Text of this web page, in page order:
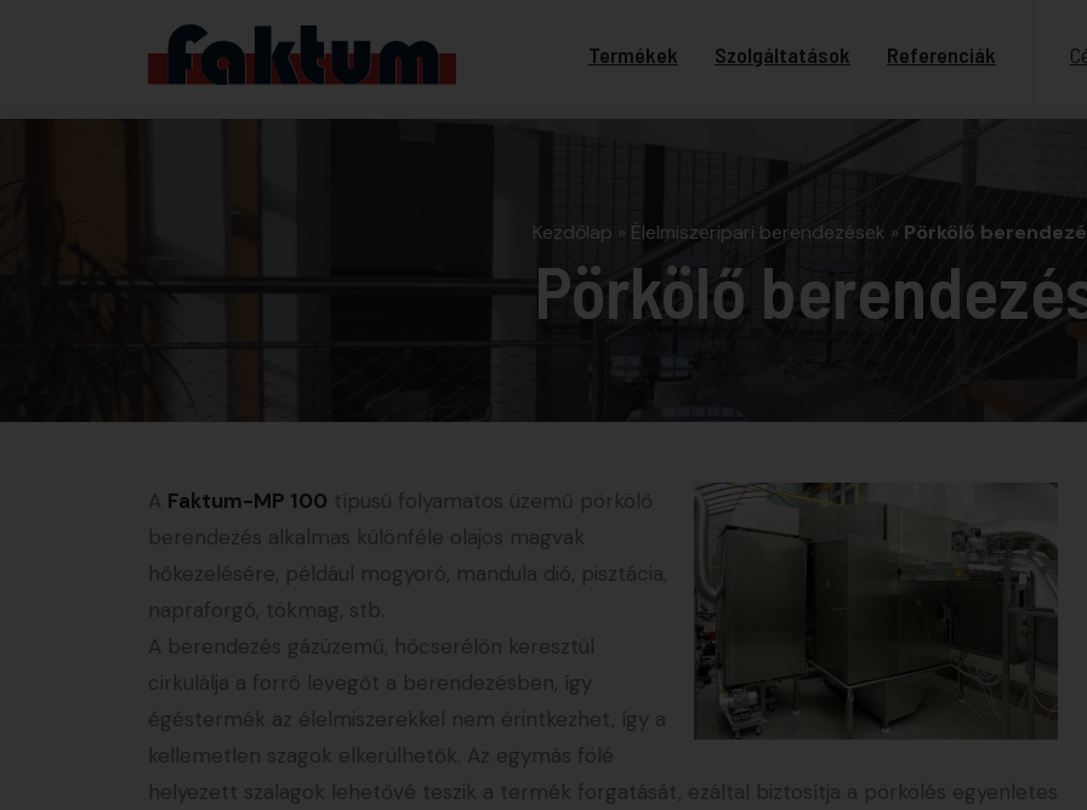
Termékek Szolgáltatások Referenciák
Kezdőlap » Élelmiszeripari berendezések » Pörkölő
Pörkölő
A Faktum-MP 100 típusú folyamatos üzemű pörkölő
berendezés alkalmas különféle olajos magvak
hőkezelésére, például mogyoró, mandula dió, pisztácia,
napraforgó, tökmag, stb.
A berendezés gázüzemű, hőcserélőn keresztül
cirkulálja a forró levegőt a berendezésben, így
égéstermék az élelmiszerekkel nem érintkezhet, így a
kellemetlen szagok elkerülhetők. Az egymás fölé
helyezett szalagok lehetővé teszik a termék forgatását, ezáltal biztosítja a pörkölés egyenletes